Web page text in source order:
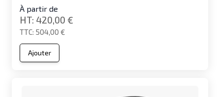
À partir de
504,00 €
420,00 €
Ajouter